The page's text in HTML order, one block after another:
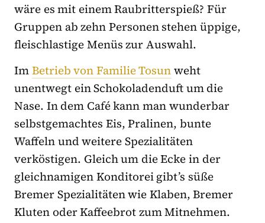
wäre es mit einem Raubritterspieß? Für
Gruppen ab zehn Personen stehen üppige,
fleischlastige Menüs zur Auswahl.
ImBetrieb von Familie Tosunweht
unentwegt ein Schokoladenduft um die
Nase. In dem Café kann man wunderbar
selbstgemachtes Eis, Pralinen, bunte
Waffeln und weitere Spezialitäten
verköstigen. Gleich um die Ecke in der
gleichnamigen Konditorei gibt’s süße
Bremer Spezialitäten wie Klaben, Bremer
Kluten oder Kaffeebrot zum Mitnehmen.